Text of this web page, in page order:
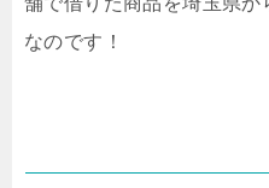
なのです！